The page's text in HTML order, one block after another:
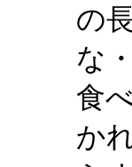
の
な
食
か